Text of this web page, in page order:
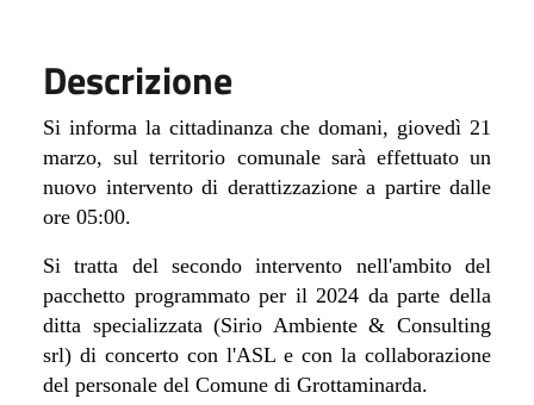
Descrizione
Si informa la cittadinanza che domani, giovedì 21
marzo, sul territorio comunale sarà effettuato un
nuovo intervento di derattizzazione a partire dalle
ore 05:00.
Si tratta del secondo intervento nell'ambito del
pacchetto programmato per il 2024 da parte della
ditta specializzata (Sirio Ambiente & Consulting
srl) di concerto con l'ASL e con la collaborazione
del personale del Comune di Grottaminarda.